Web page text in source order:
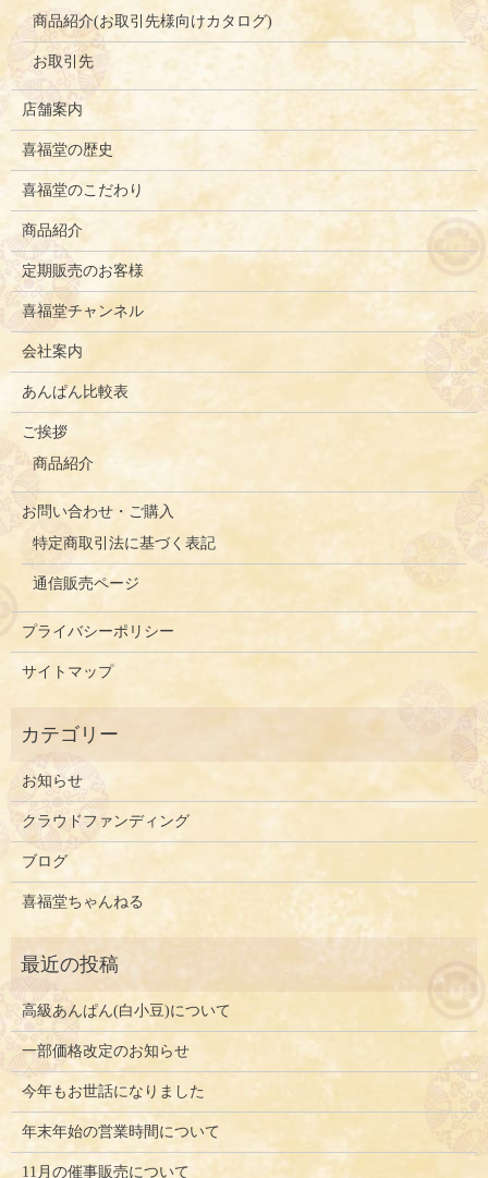
商品紹介(お取引先様向けカタログ)
お取引先
店舗案内
喜福堂の歴史
喜福堂のこだわり
商品紹介
定期販売のお客様
喜福堂チャンネル
会社案内
あんぱん比較表
ご挨拶
商品紹介
お問い合わせ・ご購入
特定商取引法に基づく表記
通信販売ページ
プライバシーポリシー
サイトマップ
お知らせ
クラウドファンディング
ブログ
喜福堂ちゃんねる
高級あんぱん(白小豆)について
一部価格改定のお知らせ
今年もお世話になりました
年末年始の営業時間について
11月の催事販売について